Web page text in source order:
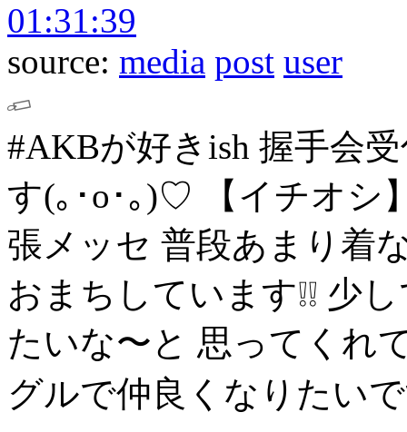
01:31:39
source: media post user
#AKBが好きish 握手会
す(｡･о･｡)♡
【イチオシ
張メッセ 普段あまり着
おまちしています❕❕ 少
たいな〜と 思ってくれ
グルで仲良くなりたい